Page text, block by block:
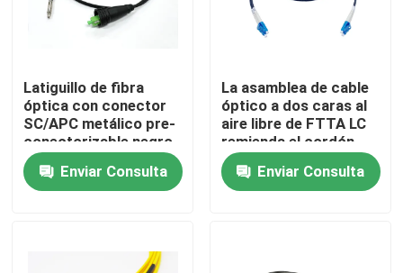
Hogar
Productos
Latiguillo de fibra
óptica con conector
SC/APC metálico pre-
conectorizable negro
para FTTH a través de
conductos y paredes
Enviar Consulta
La asamblea de cable
óptico a dos caras al
aire libre de FTTA LC
remienda el cordón
GJFJV 7.0m m
G657A2 2.0m m
Enviar Consulta